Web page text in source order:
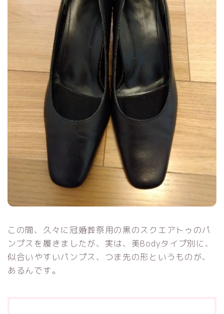
この間、久々に冠婚葬祭用の黒のスクエアトゥのパ
ンプスを履きましたが、実は、美Bodyタイプ別に、
似合いやすいパンプス、つま先の形というものが、
あるんです。